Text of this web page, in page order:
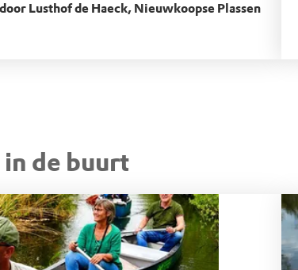
Lusthof de Haeck, Nieuwkoopse Plassen
de buurt